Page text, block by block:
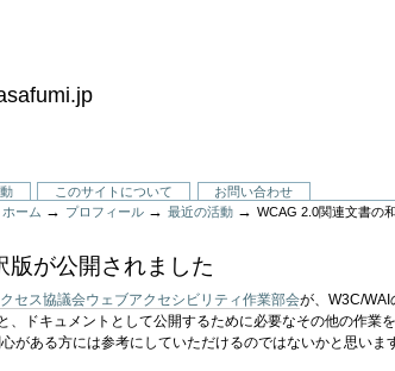
このサイトについて
お問い合わせ
ホーム → プロフィール →最近の活動 →WCAG 2.0関連文書の
が公開されました
セス協議会ウェブアクセシビリティ作業部会が、W3C/WAI
、ドキュメントとして公開するために必要なその他の作
がある方には参考にしていただけるのではないかと思いま